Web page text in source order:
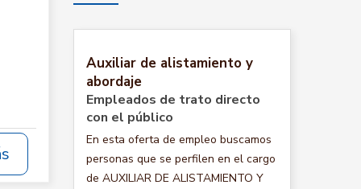
Auxiliar de alistamiento y
abordaje
Empleados de trato directo
con el público
En esta oferta de empleo buscamos
personas que se perfilen en el cargo
de AUXILIAR DE ALISTAMIENTO Y